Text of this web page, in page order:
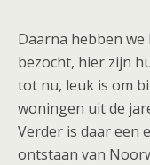
Daarna hebben
bezocht, hier zijn
tot nu, leuk is om
woningen uit de
Verder is daar een
ontstaan van